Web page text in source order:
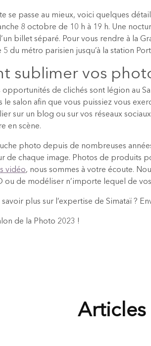
se passe au mieux, voici quelques
8 octobre de 10 h à 19 h. Une
billet séparé. Pour vous rendre à la
du métro parisien jusqu’à la station
sublimer vos
opportunités de clichés sont légion au
le salon afin que vous puissiez vous
sur un blog ou sur vos réseaux
en scène.
photo depuis de nombreuses
de chaque image. Photos de produits
vidéo, nous sommes à votre écoute.
ou de modéliser n’importe lequel de
plus sur l’expertise de Simataï ?
de la Photo 2023 !
Articles